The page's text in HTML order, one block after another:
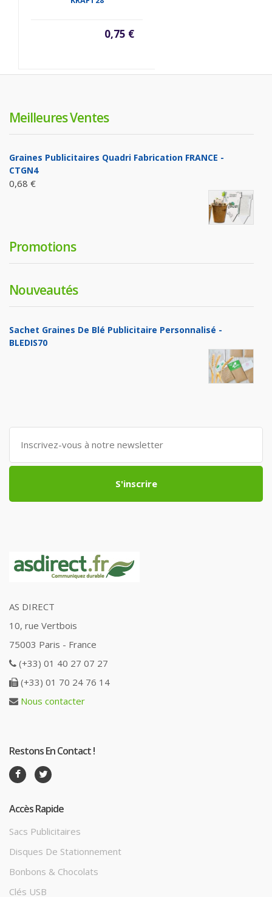
0,75 €
Meilleures Ventes
Graines Publicitaires Quadri Fabrication FRANCE -
CTGN4
0,68 €
Promotions
Nouveautés
Sachet Graines De Blé Publicitaire Personnalisé -
BLEDIS70
S'inscrire
AS DIRECT
10, rue Vertbois
75003 Paris - France
(+33) 01 40 27 07 27
(+33) 01 70 24 76 14
Nous contacter
Restons En Contact !
Accès Rapide
Sacs Publicitaires
Disques De Stationnement
Bonbons & Chocolats
Clés USB